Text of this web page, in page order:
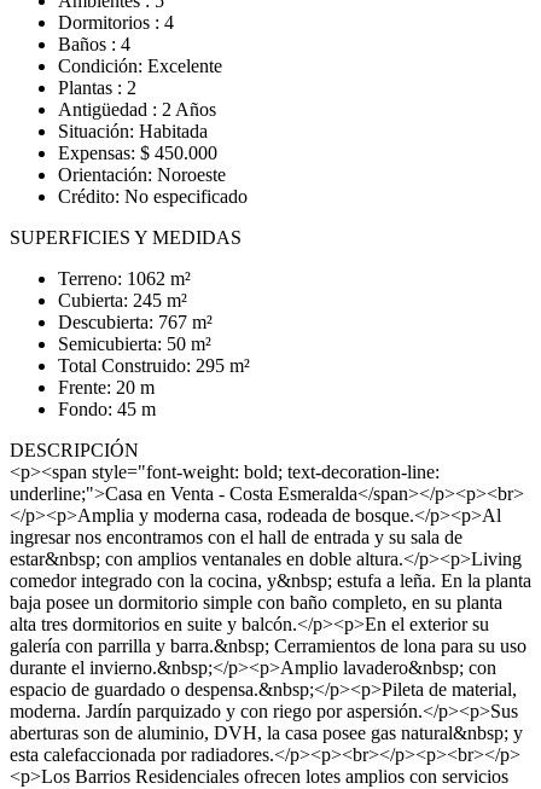
Dormitorios : 4
Baños : 4
Condición: Excelente
Plantas : 2
Antigüedad : 2 Años
Situación: Habitada
Expensas: $ 450.000
Orientación: Noroeste
Crédito: No especificado
SUPERFICIES Y MEDIDAS
Terreno: 1062 m²
Cubierta: 245 m²
Descubierta: 767 m²
Semicubierta: 50 m²
Total Construido: 295 m²
Frente: 20 m
Fondo: 45 m
DESCRIPCIÓN
<p><span style="font-weight: bold; text-decoration-line:
underline;">Casa en Venta - Costa Esmeralda</span></p><p><br>
</p><p>Amplia y moderna casa, rodeada de bosque.</p><p>Al
ingresar nos encontramos con el hall de entrada y su sala de
estar&nbsp; con amplios ventanales en doble altura.</p><p>Living
comedor integrado con la cocina, y&nbsp; estufa a leña. En la planta
baja posee un dormitorio simple con baño completo, en su planta
alta tres dormitorios en suite y balcón.</p><p>En el exterior su
galería con parrilla y barra.&nbsp; Cerramientos de lona para su uso
durante el invierno.&nbsp;</p><p>Amplio lavadero&nbsp; con
espacio de guardado o despensa.&nbsp;</p><p>Pileta de material,
moderna. Jardín parquizado y con riego por aspersión.</p><p>Sus
aberturas son de aluminio, DVH, la casa posee gas natural&nbsp; y
esta calefaccionada por radiadores.</p><p><br></p><p><br></p>
<p>Los Barrios Residenciales ofrecen lotes amplios con servicios